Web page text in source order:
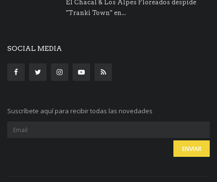
El Chacal & Los Alpes Floreados despide
"Tranki Town" en...
SOCIAL MEDIA
Suscríbete aquí para recibir todas las novedades